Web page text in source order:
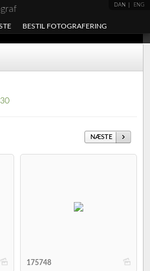
DAN ENG
BESTIL FOTOGRAFERING
NÆSTE
b b
175748